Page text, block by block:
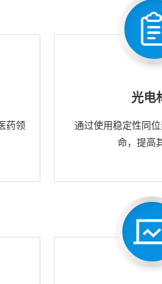
药领
光电
通过使用稳定性同
命，提高